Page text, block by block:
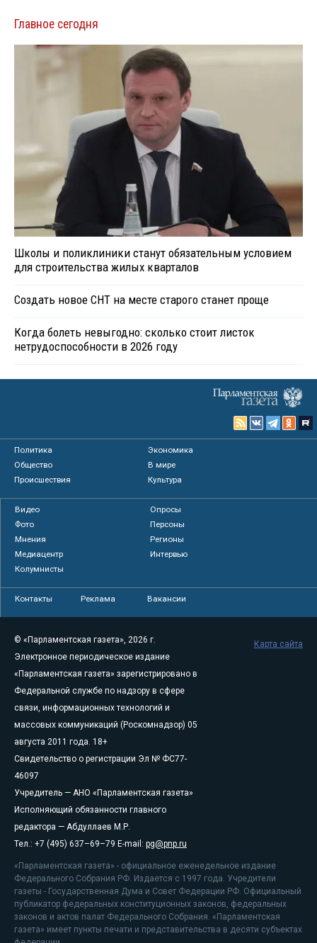
Главное сегодня
Школы и поликлиники станут обязательным условием
для строительства жилых кварталов
Создать новое СНТ на месте старого станет проще
Когда болеть невыгодно: сколько стоит листок
нетрудоспособности в 2026 году
Политика
Экономика
Общество
В мире
Происшествия
Культура
Видео
Опросы
Фото
Персоны
Мнения
Регионы
Медиацентр
Интервью
Колумнисты
Контакты Реклама Вакансии
© «Парламентская газета», 2026 г.
Электронное периодическое издание
«Парламентская газета» зарегистрировано в
Федеральной службе по надзору в сфере
связи, информационных технологий и
массовых коммуникаций (Роскомнадзор) 05
августа 2011 года. 18+
Свидетельство о регистрации Эл № ФС77-
46097
Учредитель — АНО «Парламентская газета»
Исполняющий обязанности главного
редактора — Абдуллаев М.Р.
Тел.: +7 (495) 637–69–79 E-mail: pg@pnp.ru
«Парламентская газета» - официальное еженедельное издание
Федерального Собрания РФ. Издается с 1997 года. Учредители
газеты - Государственная Дума и Совет Федерации РФ. Официальный
публикатор федеральных конституционных законов, федеральных
законов и актов палат Федерального Собрания. «Парламентская
газета» имеет пункты печати и представительства в десяти субъектах
Карта сайта